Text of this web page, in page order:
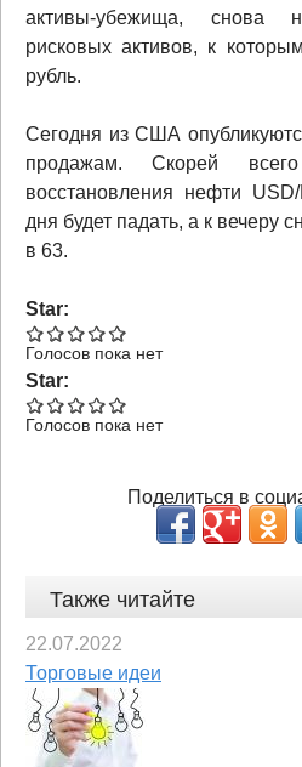
активы-убежища, снова
рисковых активов, к
рубль.
Сегодня из США
продажам. Скорей
восстановления нефти
дня будет падать, а к вечеру
в 63.
Star:
Голосов пока нет
Star:
Голосов пока нет
Поделиться в
Также читайте
22.07.2022
Торговые идеи